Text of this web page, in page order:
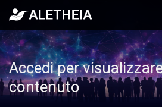
Accedi per
contenuto